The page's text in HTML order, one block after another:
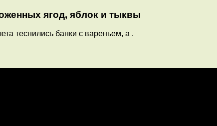
ягод, яблок и тыквы
теснились банки с вареньем, а .